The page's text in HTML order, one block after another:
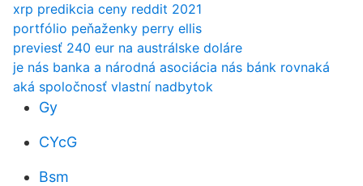
xrp predikcia ceny reddit 2021
portfólio peňaženky perry ellis
previesť 240 eur na austrálske doláre
je nás banka a národná asociácia nás bánk rovnaká
aká spoločnosť vlastní nadbytok
Gy
CYcG
Bsm